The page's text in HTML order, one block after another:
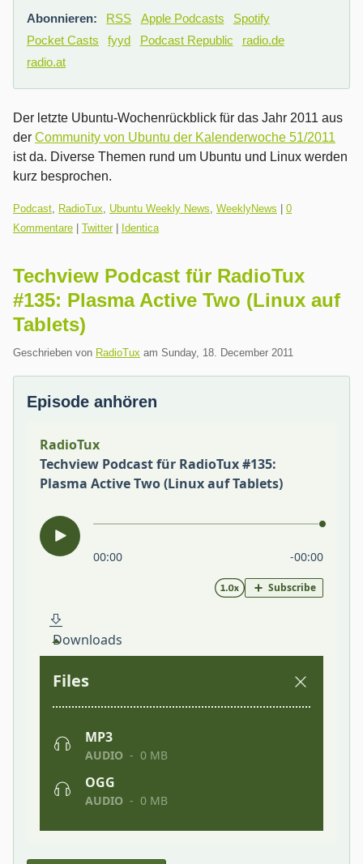
Abonnieren:
RSS Apple Podcasts
Spotify
Pocket Casts
fyyd Podcast Republic
radio.de
radio.at
Der letzte Ubuntu-Wochenrückblick für das Jahr 2011 aus
der Community von Ubuntu der Kalenderwoche 51/2011
ist da. Diverse Themen rund um Ubuntu und Linux werden
kurz besprochen.
Kategorien:
Podcast, RadioTux, Ubuntu Weekly News, WeeklyNews
0
Kommentare
Twitter| Identica
Techview Podcast für RadioTux
#135: Plasma Active Two (Linux auf
Tablets)
Geschrieben von RadioTux am Sunday, 18. December 2011
Episode anhören